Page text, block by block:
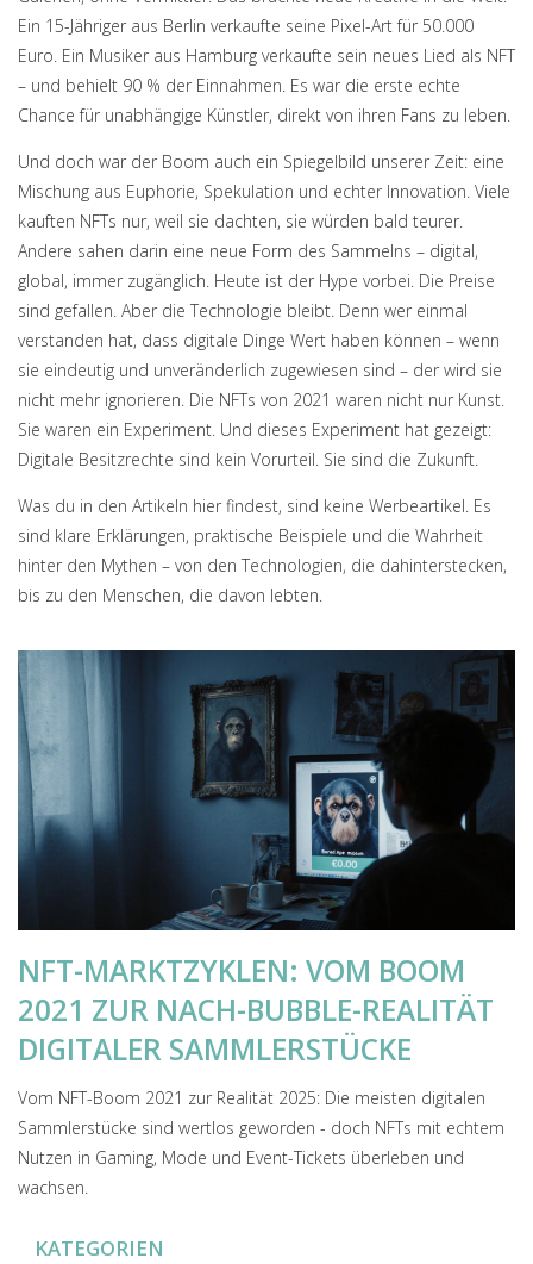
Ein 15-Jähriger aus Berlin verkaufte seine Pixel-Art für 50.000
Euro. Ein Musiker aus Hamburg verkaufte sein neues Lied als NFT
– und behielt 90 % der Einnahmen. Es war die erste echte
Chance für unabhängige Künstler, direkt von ihren Fans zu leben.
Und doch war der Boom auch ein Spiegelbild unserer Zeit: eine
Mischung aus Euphorie, Spekulation und echter Innovation. Viele
kauften NFTs nur, weil sie dachten, sie würden bald teurer.
Andere sahen darin eine neue Form des Sammelns – digital,
global, immer zugänglich. Heute ist der Hype vorbei. Die Preise
sind gefallen. Aber die Technologie bleibt. Denn wer einmal
verstanden hat, dass digitale Dinge Wert haben können – wenn
sie eindeutig und unveränderlich zugewiesen sind – der wird sie
nicht mehr ignorieren. Die NFTs von 2021 waren nicht nur Kunst.
Sie waren ein Experiment. Und dieses Experiment hat gezeigt:
Digitale Besitzrechte sind kein Vorurteil. Sie sind die Zukunft.
Was du in den Artikeln hier findest, sind keine Werbeartikel. Es
sind klare Erklärungen, praktische Beispiele und die Wahrheit
hinter den Mythen – von den Technologien, die dahinterstecken,
bis zu den Menschen, die davon lebten.
NFT-MARKTZYKLEN: VOM BOOM
2021 ZUR NACH-BUBBLE-REALITÄT
DIGITALER SAMMLERSTÜCKE
Vom NFT-Boom 2021 zur Realität 2025: Die meisten digitalen
Sammlerstücke sind wertlos geworden - doch NFTs mit echtem
Nutzen in Gaming, Mode und Event-Tickets überleben und
wachsen.
KATEGORIEN